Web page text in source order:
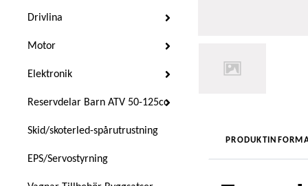
Drivlina
Motor
Elektronik
Reservdelar Barn ATV 50-125cc
Skid/skoterled-spårutrustning
EPS/Servostyrning